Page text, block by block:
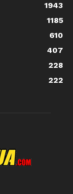
1943
1185
610
407
228
222